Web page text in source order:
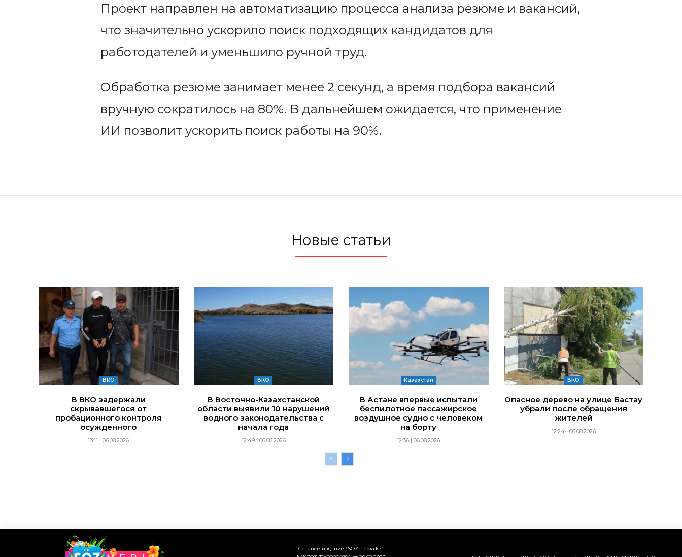
Проект направлен на автоматизацию процесса анализа резюме и вакансий,
что значительно ускорило поиск подходящих кандидатов для
работодателей и уменьшило ручной труд.
Обработка резюме занимает менее 2 секунд, а время подбора вакансий
вручную сократилось на 80%. В дальнейшем ожидается, что применение
ИИ позволит ускорить поиск работы на 90%.
Новые статьи
ВКО
В ВКО задержали
скрывавшегося от
пробационного контроля
осужденного
13:11 | 06.08.2026
ВКО
В Восточно-Казахстанской
области выявили 10 нарушений
водного законодательства с
начала года
12:49 | 06.08.2026
Казахстан
В Астане впервые испытали
беспилотное пассажирское
воздушное судно с человеком
на борту
12:36 | 06.08.2026
ВКО
Опасное дерево на улице Бастау
убрали после обращения
жителей
12:24 | 06.08.2026
Сетевое издание “SOZmedia.kz”